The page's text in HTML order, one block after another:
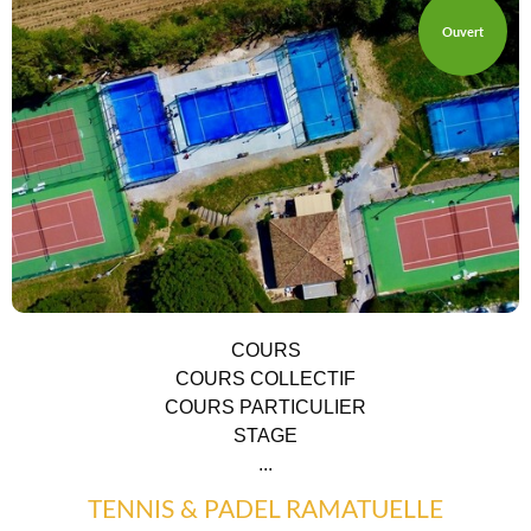
Ouvert
COURS
COURS COLLECTIF
COURS PARTICULIER
STAGE
...
TENNIS & PADEL RAMATUELLE